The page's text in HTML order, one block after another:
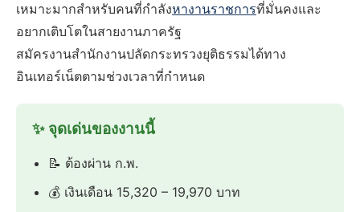
เหมาะมากสำหรับคนที่กำลังหางานราชการที่มั่นคงและ
อยากเติบโตในสายงานภาครัฐ
สมัครงานสำนักงานปลัดกระทรวงยุติธรรมได้ทาง
อินเทอร์เน็ตตามช่วงเวลาที่กำหนด
✨ จุดเด่นของงานนี้
📝 ต้องผ่าน ก.พ.
💰 เงินเดือน 15,320 – 19,970 บาท